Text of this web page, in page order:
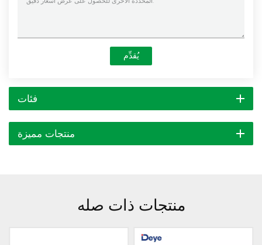
يُقدِّم
فئات
منتجات مميزة
منتجات ذات صله